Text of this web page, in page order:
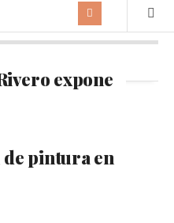
expone
pintura en